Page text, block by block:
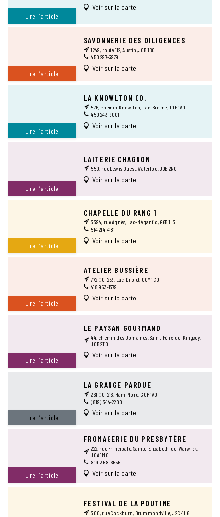
Lire l’article
Voir sur la carte
Lire l’article
SAVONNERIE DES DILIGENCES
1249, route 112, Austin, J0B 1B0
450 297-3979
Voir sur la carte
Lire l’article
LA KNOWLTON CO.
576, chemin Knowlton, Lac-Brome, J0E 1V0
450 243-9001
Voir sur la carte
Lire l’article
LAITERIE CHAGNON
550, rue Lewis Ouest, Waterloo, J0E 2N0
Voir sur la carte
Lire l’article
CHAPELLE DU RANG 1
3394, rue Agnès, Lac-Mégantic, G6B 1L3
514 214-4181
Voir sur la carte
Lire l’article
ATELIER BUSSIÈRE
772 QC-263, Lac-Drolet, G0Y 1C0
418 953-1379
Voir sur la carte
Lire l’article
LE PAYSAN GOURMAND
44, chemin des Domaines, Saint-Félix-de-Kingsey,
J0B 2T0
Voir sur la carte
Lire l’article
LA GRANGE PARDUE
261 QC-216, Ham-Nord, G0P 1A0
(819) 344-2200
Voir sur la carte
Lire l’article
FROMAGERIE DU PRESBYTÈRE
222, rue Principale, Sainte-Élizabeth-de-Warwick,
J0A 1M0
819-358-6555
Voir sur la carte
FESTIVAL DE LA POUTINE
300, rue Cockburn, Drummondville, J2C 4L6